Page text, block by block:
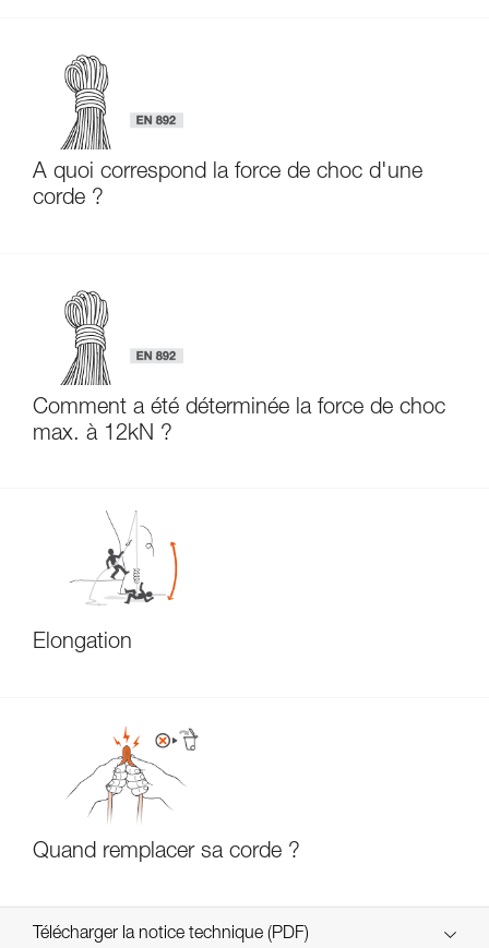
À quoi correspond la force de choc d'une
corde ?
Comment a été déterminée la force de choc
max. à 12kN ?
Élongation
Quand remplacer sa corde ?
Télécharger la notice technique (PDF)